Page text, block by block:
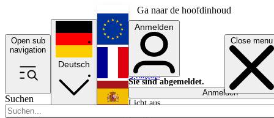
Ga naar de hoofdinhoud
Open sub
navigation
Close menu
Suchen
Deutsch
English
Français
Anmelden
Sie sind abgemeldet.
Anmelden
Licht aus